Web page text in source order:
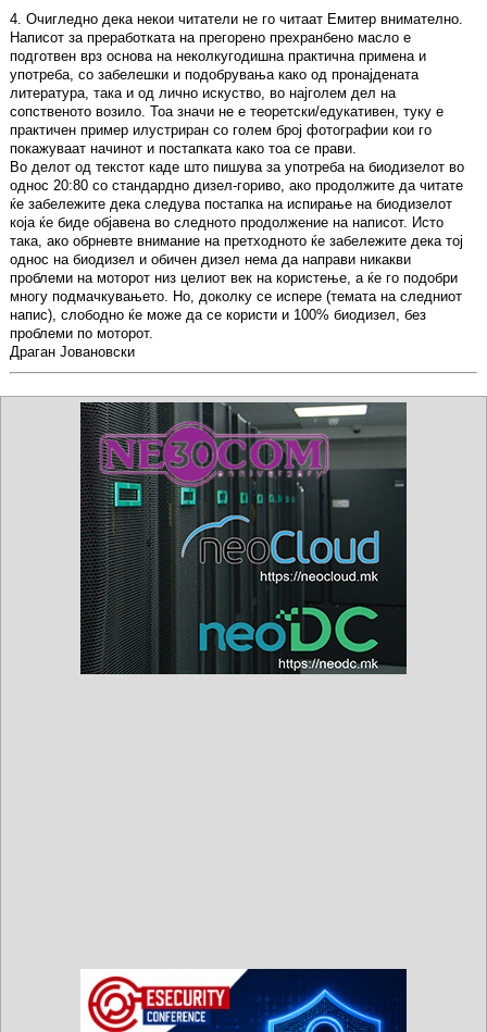
4. Очигледно дека некои читатели не го читаат Емитер внимателно.
Написот за преработката на прегорено прехранбено масло е
подготвен врз основа на неколкугодишна практична примена и
употреба, со забелешки и подобрувања како од пронајдената
литература, така и од лично искуство, во најголем дел на
сопственото возило. Тоа значи не е теоретски/едукативен, туку е
практичен пример илустриран со голем број фотографии кои го
покажуваат начинот и постапката како тоа се прави.
Во делот од текстот каде што пишува за употреба на биодизелот во
однос 20:80 со стандардно дизел-гориво, ако продолжите да читате
ќе забележите дека следува постапка на испирање на биодизелот
која ќе биде објавена во следното продолжение на написот. Исто
така, ако обрневте внимание на претходното ќе забележите дека тој
однос на биодизел и обичен дизел нема да направи никакви
проблеми на моторот низ целиот век на користење, а ќе го подобри
многу подмачкувањето. Но, доколку се испере (темата на следниот
напис), слободно ќе може да се користи и 100% биодизел, без
проблеми по моторот.
Драган Јовановски